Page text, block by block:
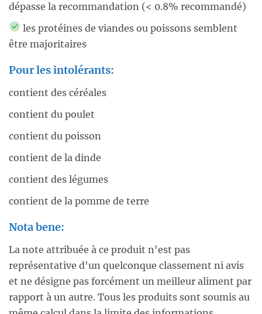
dépasse la recommandation (< 0.8% recommandé)
les protéines de viandes ou poissons semblent
être majoritaires
Pour les intolérants:
contient des céréales
contient du poulet
contient du poisson
contient de la dinde
contient des légumes
contient de la pomme de terre
Nota bene:
La note attribuée à ce produit n'est pas
représentative d'un quelconque classement ni avis
et ne désigne pas forcément un meilleur aliment par
rapport à un autre. Tous les produits sont soumis au